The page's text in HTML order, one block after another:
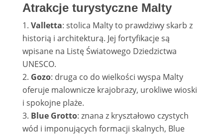
Atrakcje turystyczne Malty
Valletta: stolica Malty to prawdziwy skarb z
historią i architekturą. Jej fortyfikacje są
wpisane na Listę Światowego Dziedzictwa
UNESCO.
Gozo: druga co do wielkości wyspa Malty
oferuje malownicze krajobrazy, urokliwe wioski
i spokojne plaże.
Blue Grotto: znana z kryształowo czystych
wód i imponujących formacji skalnych, Blue